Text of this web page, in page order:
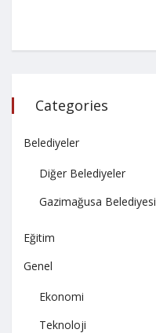
Categories
Belediyeler
Diğer Belediyeler
Gazimağusa Belediyesi
Eğitim
Genel
Ekonomi
Teknoloji